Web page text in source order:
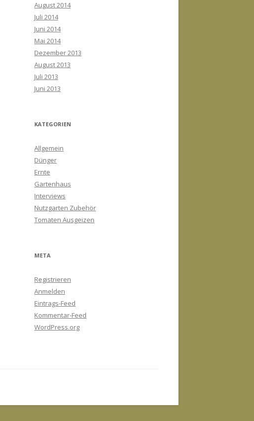
August 2014
Juli 2014
Juni 2014
Mai 2014
Dezember 2013
August 2013
Juli 2013
Juni 2013
KATEGORIEN
Allgemein
Dünger
Ernte
Gartenhaus
Interviews
Nutzgarten Zubehör
Tomaten Ausgeizen
META
Registrieren
Anmelden
Eintrags-Feed
Kommentar-Feed
WordPress.org